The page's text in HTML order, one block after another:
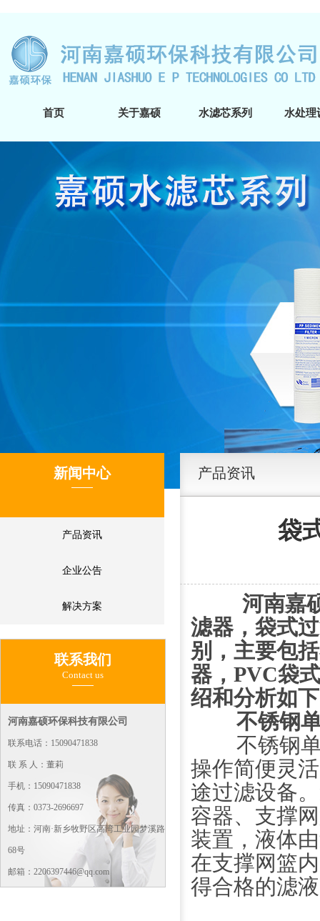
首页 关于嘉硕 水滤芯系列 水处理
新闻中心
产品资讯
企业公告
解决方案
联系我们
Contact us
河南嘉硕环保科技有限公司
联系电话：15090471838
联 系 人：董莉
手机：15090471838
传真：0373-2696697
地址：河南·新乡牧野区高湾工业园梦溪路
68号
邮箱：2206397446@qq.com
产品资讯
袋
河南嘉硕
滤器，袋式
别，主要包
器，PVC袋
绍和分析如
不锈钢
不锈钢单
操作简便灵
途过滤设备
容器、支撑
装置，液体
在支撑网篮
得合格的滤